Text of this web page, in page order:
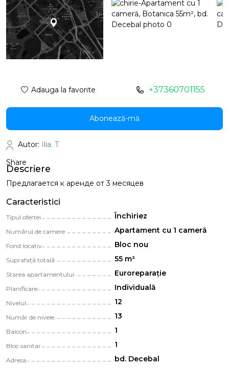
Descriere
Предлагается к аренде от 3 месяцев
Caracteristici
Tipul ofertei Închiriez
Numărul de camere Apartament cu 1 cameră
Fond locativ Bloc nou
Suprafață totală 55 m²
Starea apartamentului Euroreparație
Planificare Individuală
Nivelul 12
Număr de nivele 13
Balcon 1
Bloc sanitar 1
Adresa
bd. Decebal
Adauga la favorite +37360701155
Abonează-mă
Autor: Ilia. T
Share